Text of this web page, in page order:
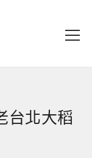
台北大稻